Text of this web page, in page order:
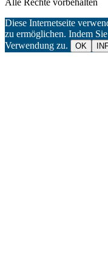
Diese Internetseite
zu ermöglichen. Indem
Verwendung zu.
OK